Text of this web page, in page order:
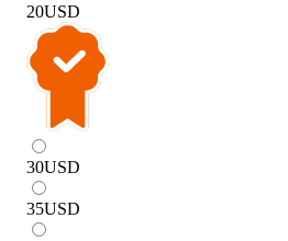
20USD
30USD
35USD